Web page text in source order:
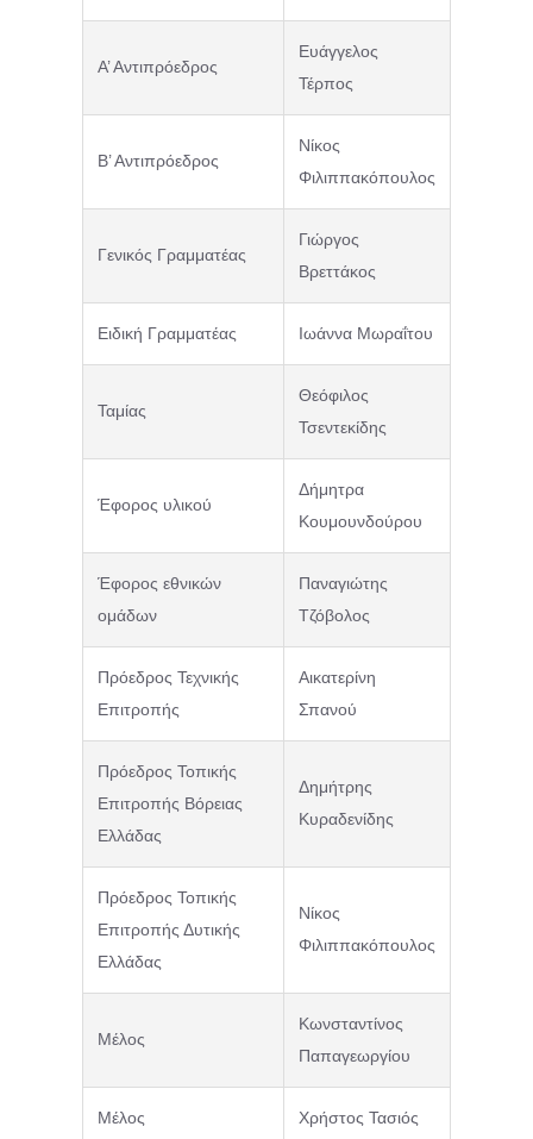
Α’ Αντιπρόεδρος
Ευάγγελος
Τέρπος
Β’ Αντιπρόεδρος
Νίκος
Φιλιππακόπουλος
Γενικός Γραμματέας
Γιώργος
Βρεττάκος
Ειδική Γραμματέας Ιωάννα Μωραΐτου
Ταμίας
Θεόφιλος
Τσεντεκίδης
Έφορος υλικού
Δήμητρα
Κουμουνδούρου
Έφορος εθνικών
ομάδων
Παναγιώτης
Τζόβολος
Πρόεδρος Τεχνικής
Επιτροπής
Αικατερίνη
Σπανού
Πρόεδρος Τοπικής
Επιτροπής Βόρειας
Ελλάδας
Δημήτρης
Κυραδενίδης
Πρόεδρος Τοπικής
Επιτροπής Δυτικής
Ελλάδας
Νίκος
Φιλιππακόπουλος
Μέλος
Κωνσταντίνος
Παπαγεωργίου
Μέλος Χρήστος Τασιός